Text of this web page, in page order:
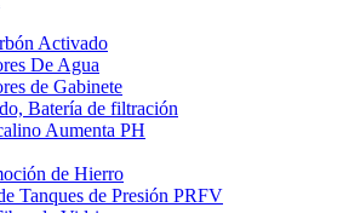
Activado
De Agua
de Gabinete
Batería de filtración
Aumenta PH
de Hierro
Tanques de Presión PRFV